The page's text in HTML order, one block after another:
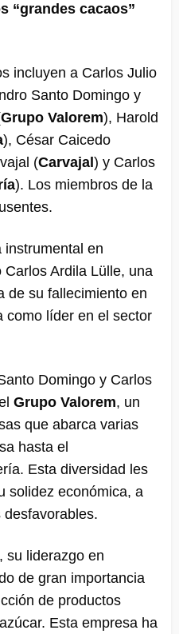
“grandes cacaos”
incluyen a Carlos Julio
Santo Domingo y
Grupo Valorem), Harold
), César Caicedo
(Carvajal ) y Carlos
). Los miembros de la
instrumental en
Carlos Ardila Lülle, una
de su fallecimiento en
como líder en el sector
Domingo y Carlos
Grupo Valorem, un
que abarca varias
hasta el
Esta diversidad les
solidez económica, a
su liderazgo en
de gran importancia
de productos
Esta empresa ha